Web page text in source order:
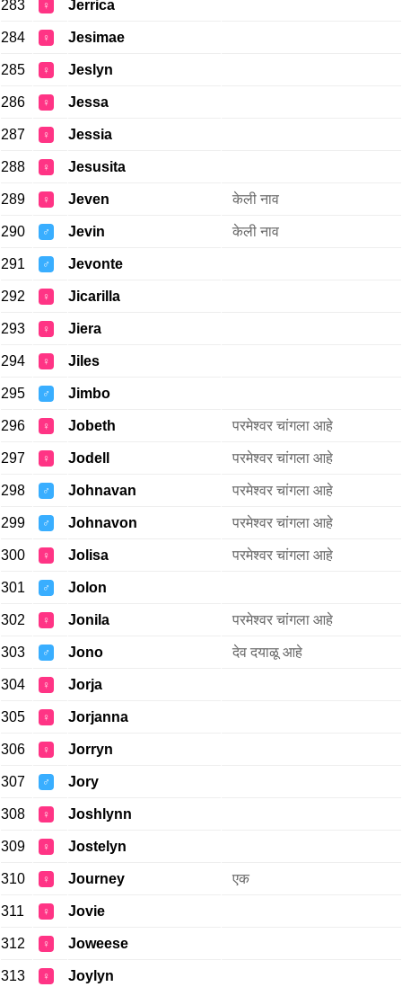
283 ♀ Jerrica
284 ♀ Jesimae
285 ♀ Jeslyn
286 ♀ Jessa
287 ♀ Jessia
288 ♀ Jesusita
289 ♀ Jeven केली नाव
290 ♂ Jevin केली नाव
291 ♂ Jevonte
292 ♀ Jicarilla
293 ♀ Jiera
294 ♀ Jiles
295 ♂ Jimbo
296 ♀ Jobeth परमेश्वर चांगला आहे
297 ♀ Jodell परमेश्वर चांगला आहे
298 ♂ Johnavan परमेश्वर चांगला आहे
299 ♂ Johnavon परमेश्वर चांगला आहे
300 ♀ Jolisa परमेश्वर चांगला आहे
301 ♂ Jolon
302 ♀ Jonila परमेश्वर चांगला आहे
303 ♂ Jono देव दयाळू आहे
304 ♀ Jorja
305 ♀ Jorjanna
306 ♀ Jorryn
307 ♂ Jory
308 ♀ Joshlynn
309 ♀ Jostelyn
310 ♀ Journey एक
311 ♀ Jovie
312 ♀ Joweese
313 ♀ Joylyn